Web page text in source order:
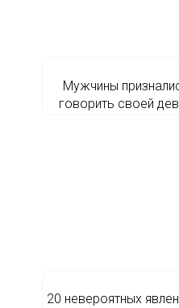
Мужчины
говорить своей
20 невероятных